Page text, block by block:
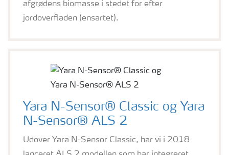
afgrødens biomasse i stedet for efter
jordoverfladen (ensartet).
Yara N-Sensor® Classic og Yara
N-Sensor® ALS 2
Udover Yara N-Sensor Classic, har vi i 2018